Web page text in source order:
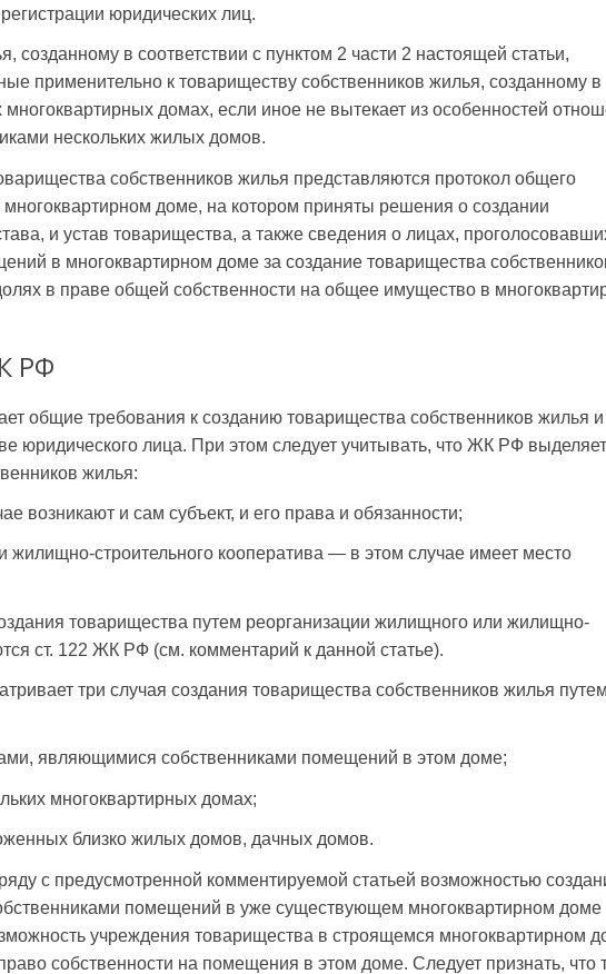
юридических лиц.
созданному в соответствии с пунктом 2 части 2 настоящей статьи,
применительно к товариществу собственников жилья, созданному в
домах, если иное не вытекает из особенностей
нескольких жилых домов.
собственников жилья представляются протокол общего
доме, на котором приняты решения о создании
и устав товарищества, а также сведения о лицах,
в многоквартирном доме за создание товарищества
в праве общей собственности на общее имущество в
РФ
общие требования к созданию товарищества собственников жилья и
юридического лица. При этом следует учитывать, что ЖК РФ
жилья:
возникают и сам субъект, и его права и обязанности;
жилищно-строительного кооператива — в этом случае имеет место
товарищества путем реорганизации жилищного или жилищно-
ст. 122 ЖК РФ (см. комментарий к данной статье).
три случая создания товарищества собственников жилья путем
являющимися собственниками помещений в этом доме;
многоквартирных домах;
близко жилых домов, дачных домов.
с предусмотренной комментируемой статьей возможностью
помещений в уже существующем многоквартирном доме
учреждения товарищества в строящемся многоквартирном
собственности на помещения в этом доме. Следует признать, что